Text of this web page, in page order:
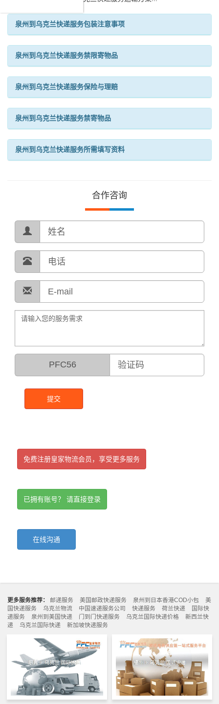
泉州到乌克兰快递服务包装注意事项
泉州到乌克兰快递服务禁限寄物品
泉州到乌克兰快递服务保险与理赔
泉州到乌克兰快递服务禁寄物品
泉州到乌克兰快递服务所需填写资料
合作咨询
PFC56
提交
免费注册皇家物流会员，享受更多服务
已拥有账号？ 请直接登录
在线沟通
更多服务推荐： 邮递服务 美国邮政快递服务 泉州到日本香港COD小包
美
国快递服务
乌克兰物流 中国速递服务公司 快递服务 荷兰快递
国际快
递服务
泉州到美国快递 门到门快递服务 乌克兰国际快递价格
新西兰快
递
乌克兰国际快递 新加坡快递服务